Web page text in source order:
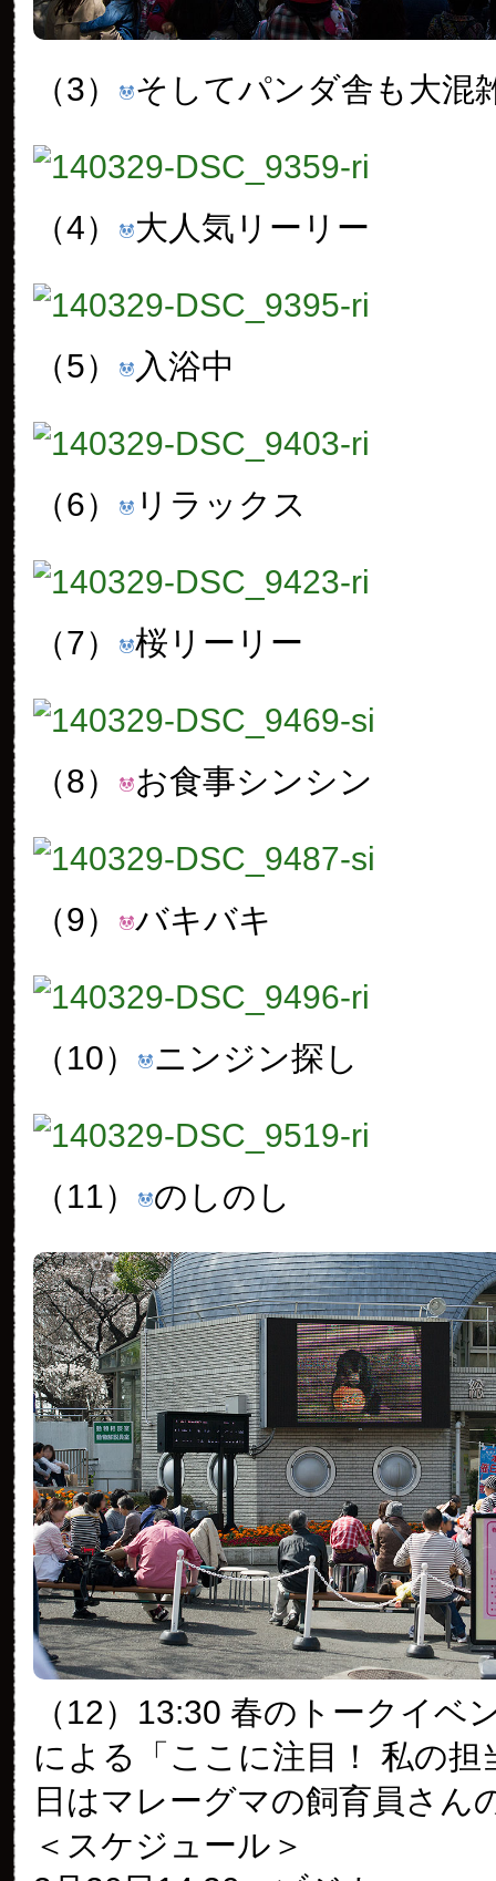
（3） そしてパンダ舎も大混
（4） 大人気リーリー
（5） 入浴中
（6） リラックス
（7） 桜リーリー
（8） お食事シンシン
（9） バキバキ
（10） ニンジン探し
（11） のしのし
（12）13:30 春のトークイベ
による「ここに注目！ 私の担
日はマレーグマの飼育員さん
＜スケジュール＞